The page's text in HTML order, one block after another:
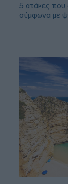
5 ατάκες που
σύμφωνα με